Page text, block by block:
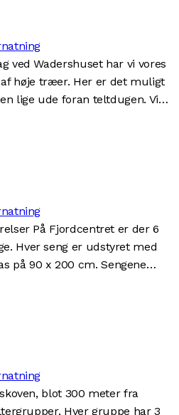
ved Wadershuset har vi vores
høje træer. Her er det muligt
lige ude foran teltdugen. Vi…
På Fjordcentret er der 6
Hver seng er udstyret med
på 90 x 200 cm. Sengene…
blot 300 meter fra
Hver gruppe har 3